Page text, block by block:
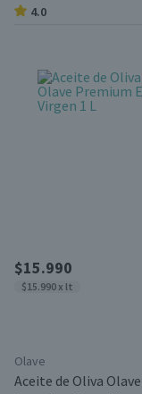
4.0
$15.990
$15.990 x lt
Olave
Aceite de Oliva Olave